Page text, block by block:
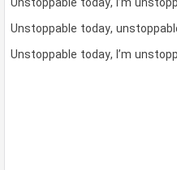
Unstoppable today,
Unstoppable today, I’m